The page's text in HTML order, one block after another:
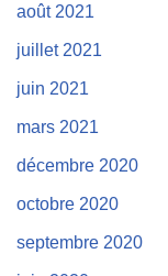
août 2021
juillet 2021
juin 2021
mars 2021
décembre 2020
octobre 2020
septembre 2020